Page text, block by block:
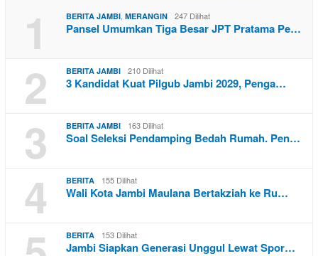
1 BERITA JAMBI, MERANGIN 247 Dilihat
Pansel Umumkan Tiga Besar JPT Pratama Pe…
2 BERITA JAMBI 210 Dilihat
3 Kandidat Kuat Pilgub Jambi 2029, Penga…
3 BERITA JAMBI 163 Dilihat
Soal Seleksi Pendamping Bedah Rumah. Pen…
4 BERITA 155 Dilihat
Wali Kota Jambi Maulana Bertakziah ke Ru…
BERITA 153 Dilihat
Jambi Siapkan Generasi Unggul Lewat Spor…